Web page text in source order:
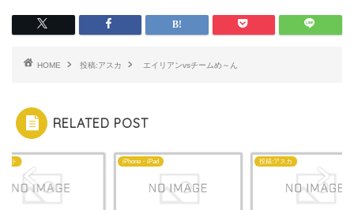
HOME 投稿:アスカ エイリアンvsチームめ～ん
RELATED POST
ット iPhone・iPad 投稿:アスカ